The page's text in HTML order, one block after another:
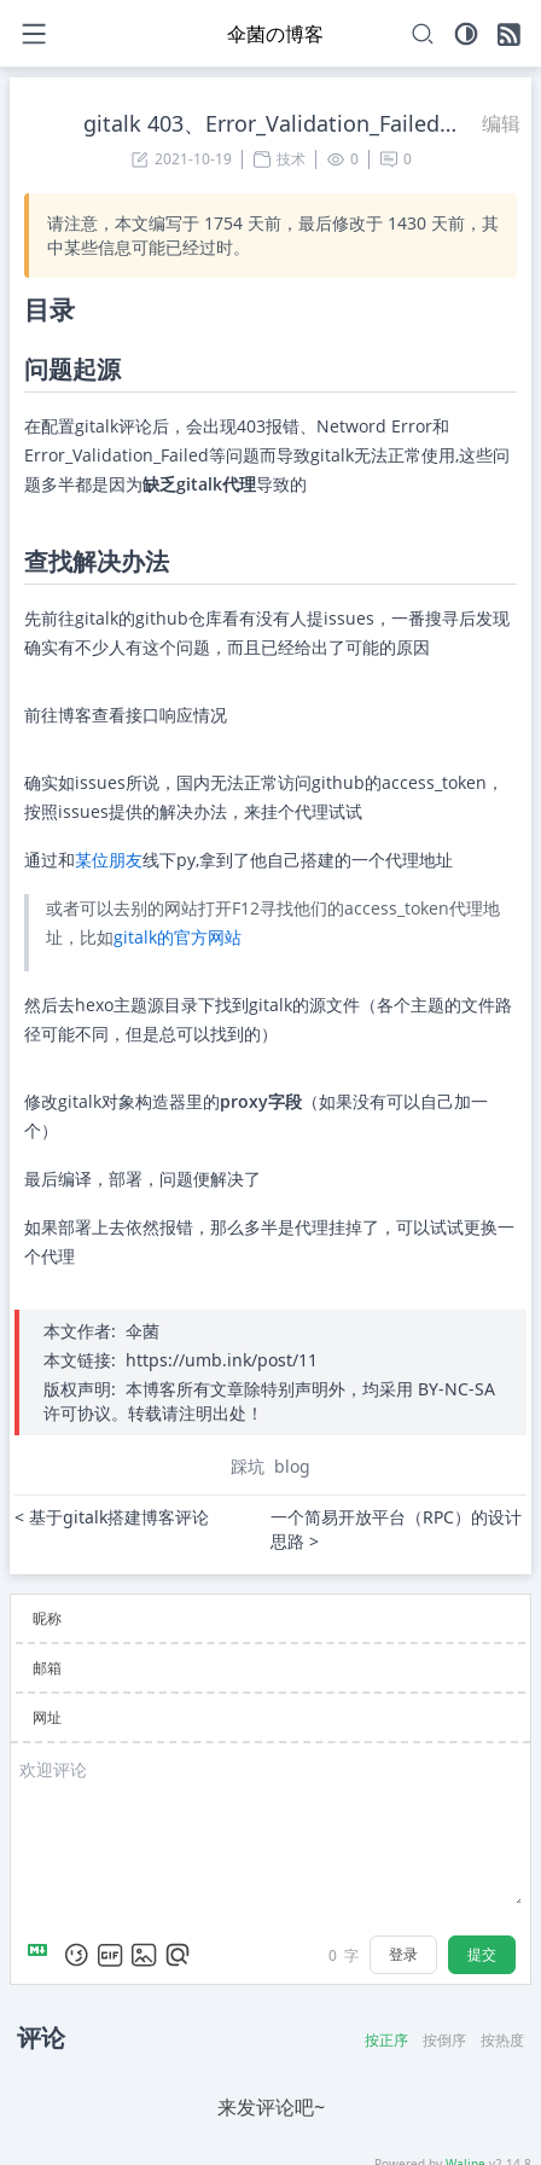
伞菌の博客
gitalk 403、Error_Validation_Failed以及Network Error问题解决 编辑
2021-10-19 技术 0 0
请注意，本文编写于 1754 天前，最后修改于 1430 天前，其
中某些信息可能已经过时。
目录
问题起源
在配置gitalk评论后，会出现403报错、Netword Error和
Error_Validation_Failed等问题而导致gitalk无法正常使用,这些问
题多半都是因为缺乏gitalk代理导致的
查找解决办法
先前往gitalk的github仓库看有没有人提issues，一番搜寻后发现
确实有不少人有这个问题，而且已经给出了可能的原因
前往博客查看接口响应情况
确实如issues所说，国内无法正常访问github的access_token，
按照issues提供的解决办法，来挂个代理试试
通过和某位朋友线下py,拿到了他自己搭建的一个代理地址
或者可以去别的网站打开F12寻找他们的access_token代理地
址，比如gitalk的官方网站
然后去hexo主题源目录下找到gitalk的源文件（各个主题的文件路
径可能不同，但是总可以找到的）
修改gitalk对象构造器里的proxy字段 （如果没有可以自己加一
个）
最后编译，部署，问题便解决了
如果部署上去依然报错，那么多半是代理挂掉了，可以试试更换一
个代理
本文作者: 伞菌
本文链接: https://umb.ink/post/11
版权声明: 本博客所有文章除特别声明外，均采用 BY-NC-SA
许可协议。转载请注明出处！
踩坑 blog
< 基于gitalk搭建博客评论
一个简易开放平台（RPC）的设计
思路 >
昵称
邮箱
网址
0 字 登录 提交
评论 按正序 按倒序 按热度
来发评论吧~